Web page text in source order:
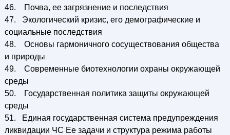
46. Почва, ее загрязнение и последствия
47. Экологический кризис, его демографические и
социальные последствия
48. Основы гармоничного сосуществования общества
и природы
49. Современные биотехнологии охраны окружающей
среды
50. Государственная политика защиты окружающей
среды
51. Единая государственная система предупреждения
ликвидации ЧС Ее задачи и структура режима работы